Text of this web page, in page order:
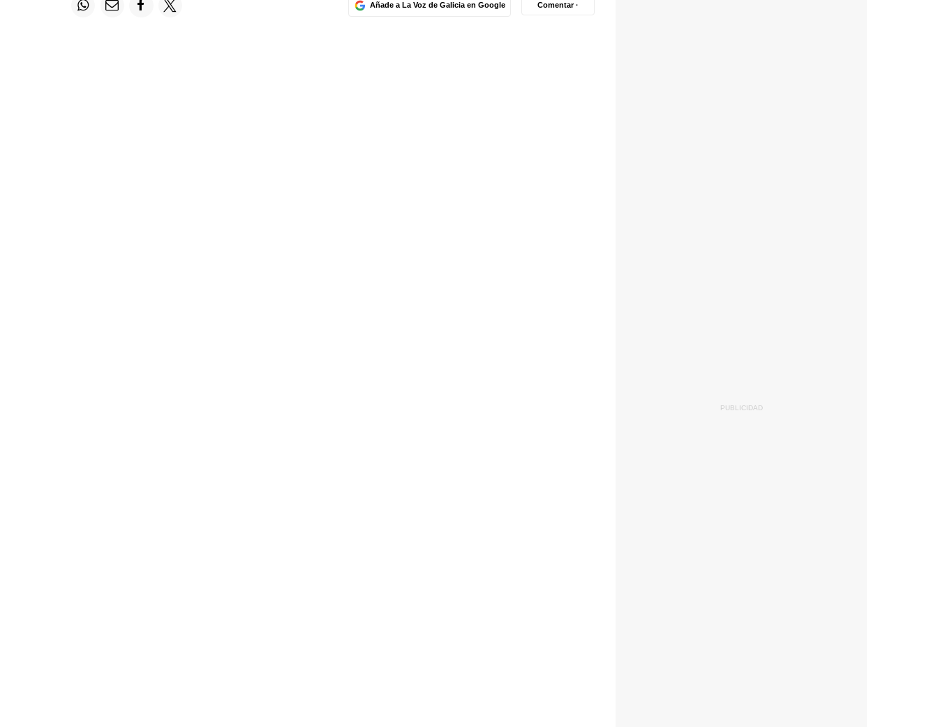
Añade a La Voz de Galicia en Google Comentar ·